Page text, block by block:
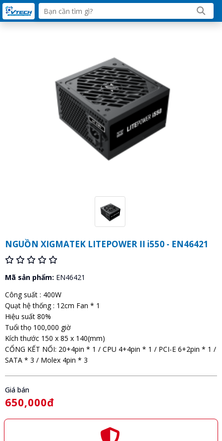
NGUỒN XIGMATEK LITEPOWER II i550 - EN46421
Mã sản phẩm: EN46421
Công suất : 400W
Quạt hệ thống : 12cm Fan * 1
Hiệu suất 80%
Tuổi thọ 100,000 giờ
Kích thước 150 x 85 x 140(mm)
CỔNG KẾT NỐI: 20+4pin * 1 / CPU 4+4pin * 1 / PCI-E 6+2pin * 1 /
SATA * 3 / Molex 4pin * 3
Giá bán
650,000đ